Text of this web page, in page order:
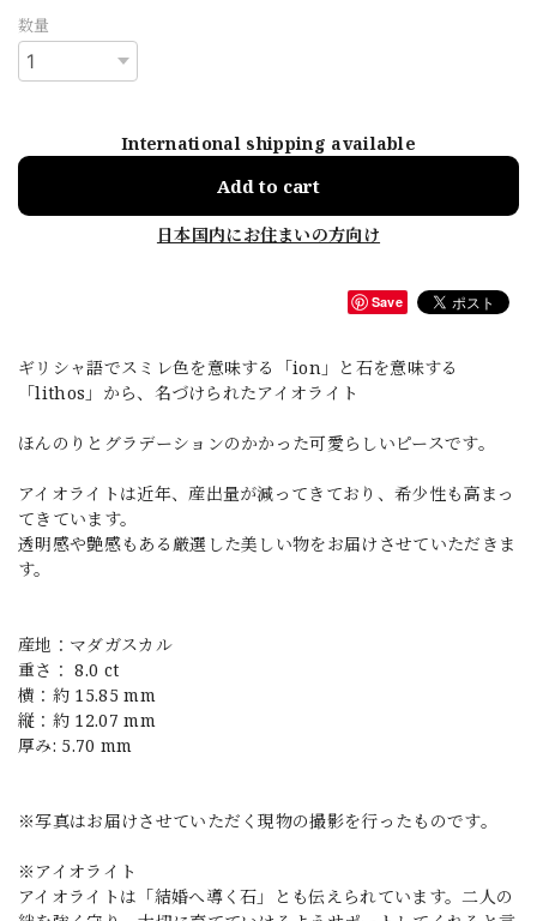
数量
International shipping available
Add to cart
日本国内にお住まいの方向け
Save
ギリシャ語でスミレ色を意味する「ion」と石を意味する
「lithos」から、名づけられたアイオライト
ほんのりとグラデーションのかかった可愛らしいピースです。
アイオライトは近年、産出量が減ってきており、希少性も高まっ
てきています。
透明感や艶感もある厳選した美しい物をお届けさせていただきま
す。
産地：マダガスカル
重さ： 8.0 ct
横：約 15.85 mm
縦：約 12.07 mm
厚み: 5.70 mm
※写真はお届けさせていただく現物の撮影を行ったものです。
※アイオライト
アイオライトは「結婚へ導く石」とも伝えられています。二人の